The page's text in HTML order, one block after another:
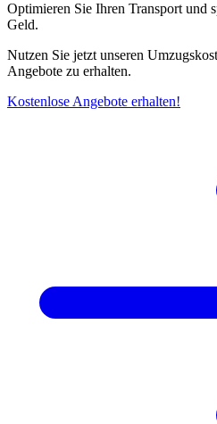
Optimieren Sie Ihren Transport und
Geld.
Nutzen Sie jetzt unseren
Angebote zu erhalten.
Kostenlose Angebote erhalten!